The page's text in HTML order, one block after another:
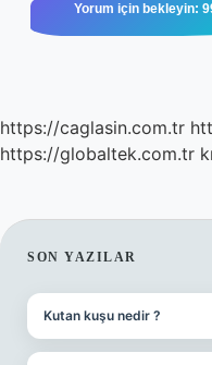
https://caglasin.com.tr
https://globaltek.com.tr
SIDEBAR
SON YAZILAR
Kutan kuşu nedir ?